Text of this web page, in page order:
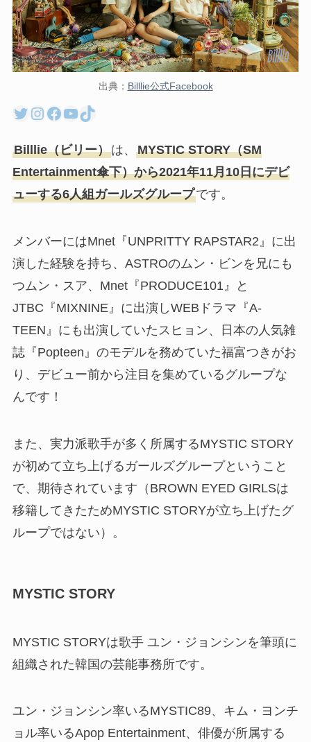
出典： Billlie公式Facebook
Twitter
Instagram
Facebook
YouTube
TikTok
Billlie（ビリー）は、 MYSTIC STORY（SM
Entertainment傘下）から2021年11月10日にデビ
ューする6人組ガールズグループです。
メンバーにはMnet『UNPRITTY RAPSTAR2』に出
演した経験を持ち、ASTROのムン・ビンを兄にも
つムン・スア、Mnet『PRODUCE101』と
JTBC『MIXNINE』に出演しWEBドラマ『A-
TEEN』にも出演していたスヒョン、日本の人気雑
誌『Popteen』のモデルを務めていた福富つきがお
り、デビュー前から注目を集めているグループな
んです！
また、実力派歌手が多く所属するMYSTIC STORY
が初めて立ち上げるガールズグループということ
で、期待されています（BROWN EYED GIRLSは
移籍してきたためMYSTIC STORYが立ち上げたグ
ループではない）。
MYSTIC STORY
MYSTIC STORYは歌手 ユン・ジョンシンを筆頭に
組織された韓国の芸能事務所です。
ユン・ジョンシン率いるMYSTIC89、キム・ヨンチ
ョル率いるApop Entertainment、俳優が所属する